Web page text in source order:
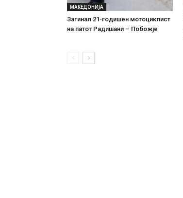
МАКЕДОНИЈА
Загинал 21-годишен мотоциклист
на патот Радишани – Побожје